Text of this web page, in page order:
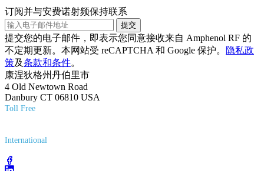
订阅并与安费诺射频保持联系
提交
提交您的电子邮件，即表示您同意接收来自 Amphenol RF 的
不定期更新。本网站受 reCAPTCHA 和 Google 保护。
隐私政
策及条款和条件。
康涅狄格州丹伯里市
4 Old Newtown Road
Danbury CT 06810 USA
Toll Free
International